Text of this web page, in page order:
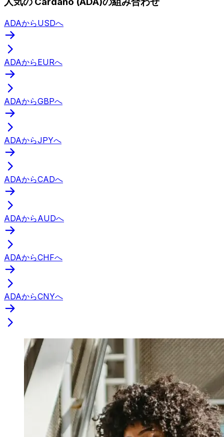
ADAからUSDへ
ADAからEURへ
ADAからGBPへ
ADAからJPYへ
ADAからCADへ
ADAからAUDへ
ADAからCHFへ
ADAからCNYへ